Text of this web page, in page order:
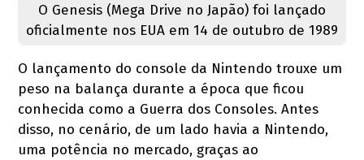
O Genesis (Mega Drive no Japão) foi lançado
oficialmente nos EUA em 14 de outubro de 1989
O lançamento do console da Nintendo trouxe um
peso na balança durante a época que ficou
conhecida como a Guerra dos Consoles. Antes
disso, no cenário, de um lado havia a Nintendo,
uma potência no mercado, graças ao